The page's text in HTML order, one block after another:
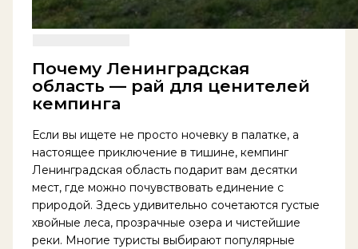
Почему Ленинградская
область — рай для ценителей
кемпинга
Если вы ищете не просто ночевку в палатке, а
настоящее приключение в тишине, кемпинг
Ленинградская область подарит вам десятки
мест, где можно почувствовать единение с
природой. Здесь удивительно сочетаются густые
хвойные леса, прозрачные озера и чистейшие
реки. Многие туристы выбирают популярные